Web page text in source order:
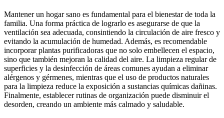
Mantener un hogar sano es fundamental para el bienestar de toda la
familia. Una forma práctica de lograrlo es asegurarse de que la
ventilación sea adecuada, consintiendo la circulación de aire fresco y
evitando la acumulación de humedad. Además, es recomendable
incorporar plantas purificadoras que no solo embellecen el espacio,
sino que también mejoran la calidad del aire. La limpieza regular de
superficies y la desinfección de áreas comunes ayudan a eliminar
alérgenos y gérmenes, mientras que el uso de productos naturales
para la limpieza reduce la exposición a sustancias químicas dañinas.
Finalmente, establecer rutinas de organización puede disminuir el
desorden, creando un ambiente más calmado y saludable.